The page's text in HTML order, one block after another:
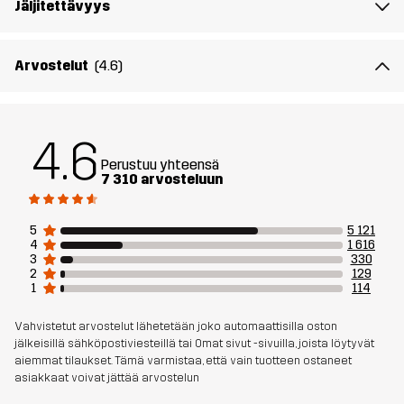
Aktiviteetteihin JOKAPÄIVÄINEN KÄYTTÖ
Tuotenumero
Jäljitettävyys
Arvostelut (4.6)
4.6 Perustuu yhteensä
7 310 arvosteluun
5
5 121
4
1 616
3
330
2
129
1
114
Vahvistetut arvostelut lähetetään joko automaattisilla oston
jälkeisillä sähköpostiviesteillä tai Omat sivut -sivuilla, joista löytyvät
aiemmat tilaukset. Tämä varmistaa, että vain tuotteen ostaneet
asiakkaat voivat jättää arvostelun